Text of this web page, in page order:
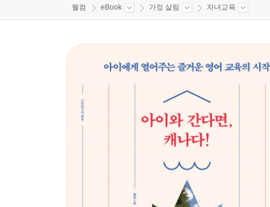
웰컴 eBook 가정 살림 자녀교육